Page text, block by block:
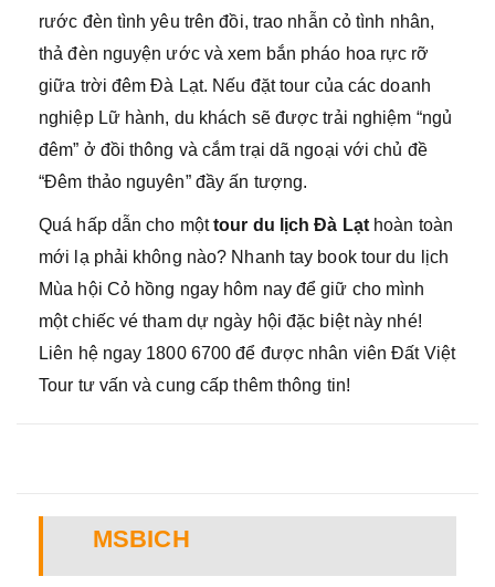
rước đèn tình yêu trên đồi, trao nhẫn cỏ tình nhân,
thả đèn nguyện ước và xem bắn pháo hoa rực rỡ
giữa trời đêm Đà Lạt. Nếu đặt tour của các doanh
nghiệp Lữ hành, du khách sẽ được trải nghiệm “ngủ
đêm” ở đồi thông và cắm trại dã ngoại với chủ đề
“Đêm thảo nguyên” đầy ấn tượng.
Quá hấp dẫn cho mộttour du lịch Đà Lạthoàn toàn
mới lạ phải không nào? Nhanh tay book tour du lịch
Mùa hội Cỏ hồng ngay hôm nay để giữ cho mình
một chiếc vé tham dự ngày hội đặc biệt này nhé!
Liên hệ ngay 1800 6700 để được nhân viên Đất Việt
Tour tư vấn và cung cấp thêm thông tin!
MSBICH